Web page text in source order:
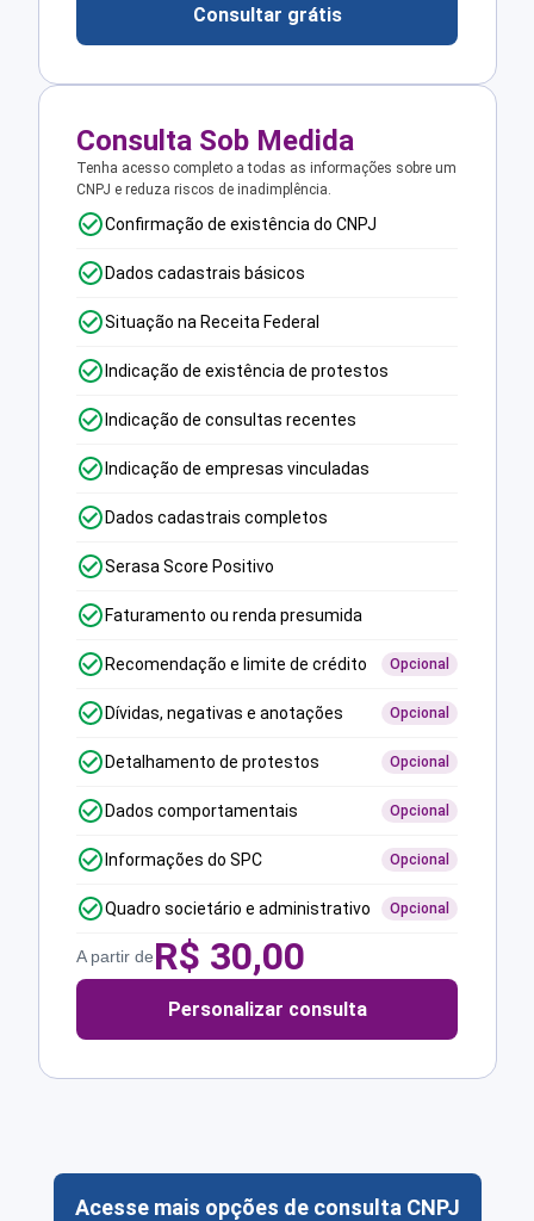
Consultar grátis
Consulta Sob Medida
Tenha acesso completo a todas as informações sobre um
CNPJ e reduza riscos de inadimplência.
Confirmação de existência do CNPJ
Dados cadastrais básicos
Situação na Receita Federal
Indicação de existência de protestos
Indicação de consultas recentes
Indicação de empresas vinculadas
Dados cadastrais completos
Serasa Score Positivo
Faturamento ou renda presumida
Recomendação e limite de crédito Opcional
Dívidas, negativas e anotações Opcional
Detalhamento de protestos Opcional
Dados comportamentais Opcional
Informações do SPC Opcional
Quadro societário e administrativo Opcional
A partir deR$ 30,00
Personalizar consulta
Acesse mais opções de consulta CNPJ